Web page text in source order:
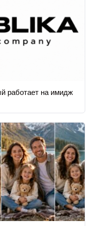
работает на имидж